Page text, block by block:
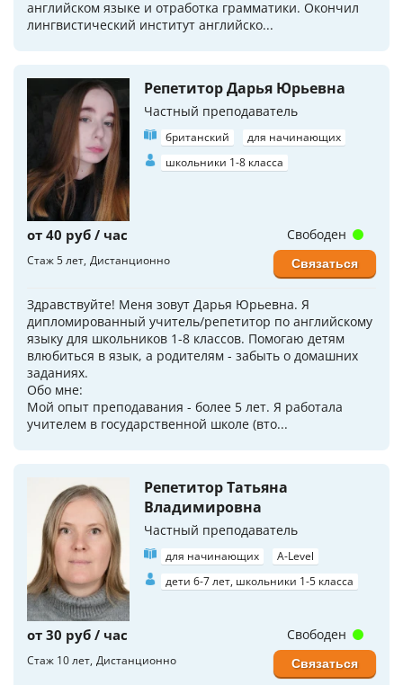
английском языке и отработка грамматики. Окончил
лингвистический институт английско...
Репетитор Дарья Юрьевна
Частный преподаватель
британский
для начинающих
школьники 1-8 класса
от 40 руб / час
Стаж 5 лет Дистанционно
Здравствуйте! Меня зовут Дарья Юрьевна. Я
дипломированный учитель/репетитор по английскому
языку для школьников 1-8 классов. Помогаю детям
влюбиться в язык, а родителям - забыть о домашних
заданиях.
Обо мне:
Мой опыт преподавания - более 5 лет. Я работала
учителем в государственной школе (вто...
Свободен
Связаться
Репетитор Татьяна
Владимировна
Частный преподаватель
для начинающих
A-Level
дети 6-7 лет, школьники 1-5 класса
от 30 руб / час
Стаж 10 лет Дистанционно
Свободен
Связаться